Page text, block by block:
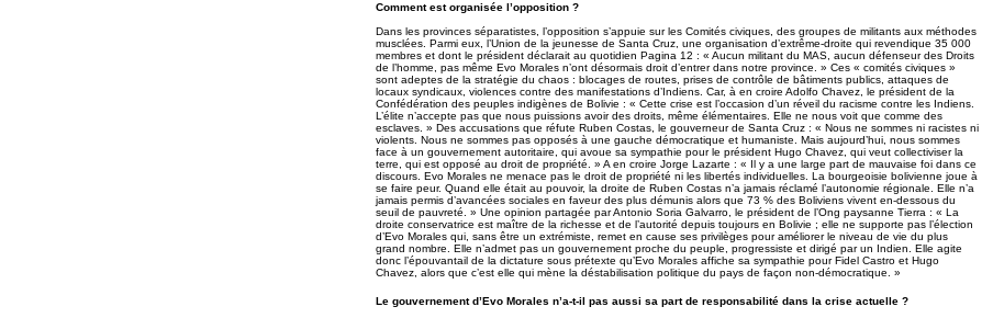
Comment est organisée l’opposition ?
Dans les provinces séparatistes, l’opposition s’appuie sur les Comités civiques, des groupes de militants aux méthodes
musclées. Parmi eux, l’Union de la jeunesse de Santa Cruz, une organisation d’extrême-droite qui revendique 35 000
membres et dont le président déclarait au quotidien Pagina 12 : « Aucun militant du MAS, aucun défenseur des Droits
de l’homme, pas même Evo Morales n’ont désormais droit d’entrer dans notre province. » Ces « comités civiques »
sont adeptes de la stratégie du chaos : blocages de routes, prises de contrôle de bâtiments publics, attaques de
locaux syndicaux, violences contre des manifestations d’Indiens. Car, à en croire Adolfo Chavez, le président de la
Confédération des peuples indigènes de Bolivie : « Cette crise est l’occasion d’un réveil du racisme contre les Indiens.
L’élite n’accepte pas que nous puissions avoir des droits, même élémentaires. Elle ne nous voit que comme des
esclaves. » Des accusations que réfute Ruben Costas, le gouverneur de Santa Cruz : « Nous ne sommes ni racistes ni
violents. Nous ne sommes pas opposés à une gauche démocratique et humaniste. Mais aujourd’hui, nous sommes
face à un gouvernement autoritaire, qui avoue sa sympathie pour le président Hugo Chavez, qui veut collectiviser la
terre, qui est opposé au droit de propriété. » A en croire Jorge Lazarte : « Il y a une large part de mauvaise foi dans ce
discours. Evo Morales ne menace pas le droit de propriété ni les libertés individuelles. La bourgeoisie bolivienne joue à
se faire peur. Quand elle était au pouvoir, la droite de Ruben Costas n’a jamais réclamé l’autonomie régionale. Elle n’a
jamais permis d’avancées sociales en faveur des plus démunis alors que 73 % des Boliviens vivent en-dessous du
seuil de pauvreté. » Une opinion partagée par Antonio Soria Galvarro, le président de l’Ong paysanne Tierra : « La
droite conservatrice est maître de la richesse et de l’autorité depuis toujours en Bolivie ; elle ne supporte pas l’élection
d’Evo Morales qui, sans être un extrémiste, remet en cause ses privilèges pour améliorer le niveau de vie du plus
grand nombre. Elle n’admet pas un gouvernement proche du peuple, progressiste et dirigé par un Indien. Elle agite
donc l’épouvantail de la dictature sous prétexte qu’Evo Morales affiche sa sympathie pour Fidel Castro et Hugo
Chavez, alors que c’est elle qui mène la déstabilisation politique du pays de façon non-démocratique. »
Le gouvernement d’Evo Morales n’a-t-il pas aussi sa part de responsabilité dans la crise actuelle ?